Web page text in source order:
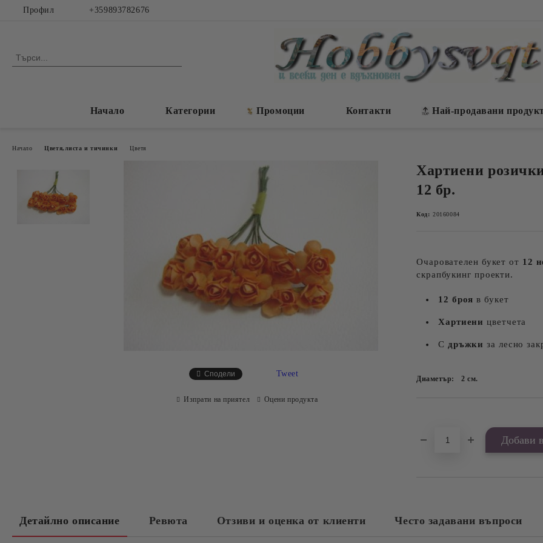
Профил +359893782676
Начало Категории Промоции Контакти Най-продавани
Начало Цветя,листа и тичинки Цветя
Хартиени
12 бр.
Код: 20160084
Очарователен букет от 12
скрапбукинг проекти.
12 броя в букет
Хартиени цветчета
С дръжки за лесно
Диаметър: 2см.
Сподели Tweet
Изпрати на приятел Оцени продукта
Детайлно описание Ревюта Отзиви и оценка от клиенти Често задавани въпроси